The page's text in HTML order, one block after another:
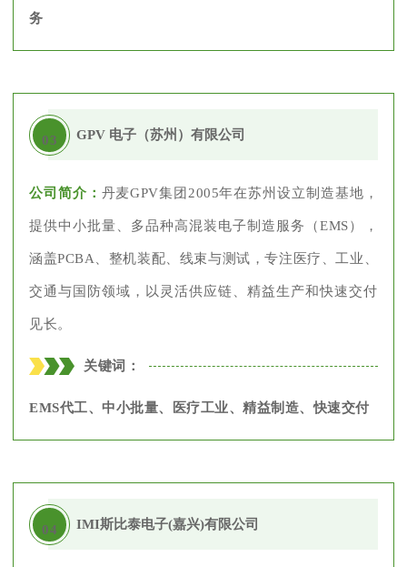
务
03 GPV 电子（苏州）有限公司
公司简介： 丹麦GPV集团2005年在苏州设立制造基地，
提供中小批量、多品种高混装电子制造服务（EMS），
涵盖PCBA、整机装配、线束与测试，专注医疗、工业、
交通与国防领域，以灵活供应链、精益生产和快速交付
见长。
关键词：
EMS代工、中小批量、医疗工业、精益制造、快速交付
04 IMI斯比泰电子(嘉兴)有限公司